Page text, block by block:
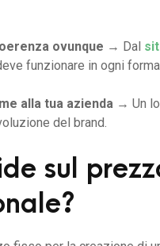
ovunque → Dal
funzionare in ogni
alla tua azienda → Un
del brand.
sul